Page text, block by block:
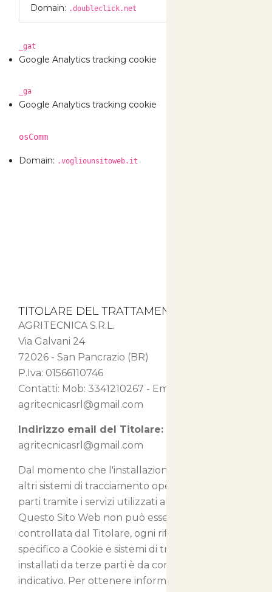
Domain: .doubleclick.net
_gat
Google Analytics tracking cookie
_ga
Google Analytics tracking cookie
osComm
Domain: .vogliounsitoweb.it
TITOLARE DEL TRATTAMENTO DEI DATI
AGRITECNICA S.R.L.
Via Galvani 24
72026 - San Pancrazio (BR)
P.Iva: 01566110746
Contatti: Mob: 3341210267 - Email:
agritecnicasrl@gmail.com
Indirizzo email del Titolare:
agritecnicasrl@gmail.com
Dal momento che l'installazione di Cookie e di
altri sistemi di tracciamento operata da terze
parti tramite i servizi utilizzati all'interno di
Questo Sito Web non può essere tecnicamente
controllata dal Titolare, ogni riferimento
specifico a Cookie e sistemi di tracciamento
installati da terze parti è da considerarsi
indicativo. Per ottenere informazioni complete,